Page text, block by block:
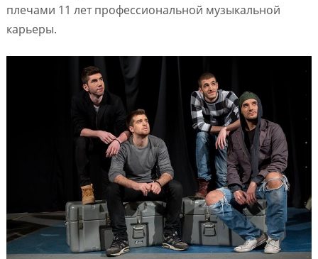
плечами 11 лет профессиональной музыкальной
карьеры.